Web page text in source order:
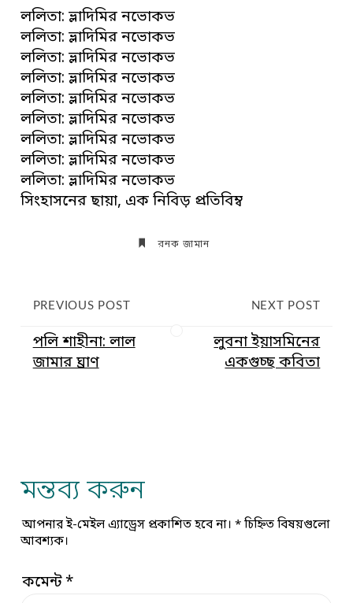
ললিতা: ভ্লাদিমির নভোকভ
ললিতা: ভ্লাদিমির নভোকভ
ললিতা: ভ্লাদিমির নভোকভ
ললিতা: ভ্লাদিমির নভোকভ
ললিতা: ভ্লাদিমির নভোকভ
ললিতা: ভ্লাদিমির নভোকভ
ললিতা: ভ্লাদিমির নভোকভ
ললিতা: ভ্লাদিমির নভোকভ
ললিতা: ভ্লাদিমির নভোকভ
সিংহাসনের ছায়া, এক নিবিড় প্রতিবিম্ব
রনক জামান
PREVIOUS POST
পলি শাহীনা: লাল
জামার ঘ্রাণ
NEXT POST
লুবনা ইয়াসমিনের
একগুচ্ছ কবিতা
মন্তব্য করুন
আপনার ই-মেইল এ্যাড্রেস প্রকাশিত হবে না। *চিহ্নিত বিষয়গুলো
আবশ্যক।
কমেন্ট*